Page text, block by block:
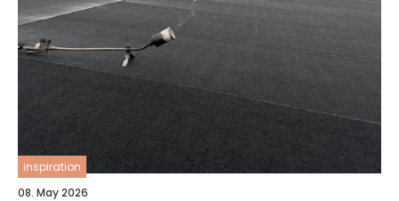
inspiration
08. May 2026